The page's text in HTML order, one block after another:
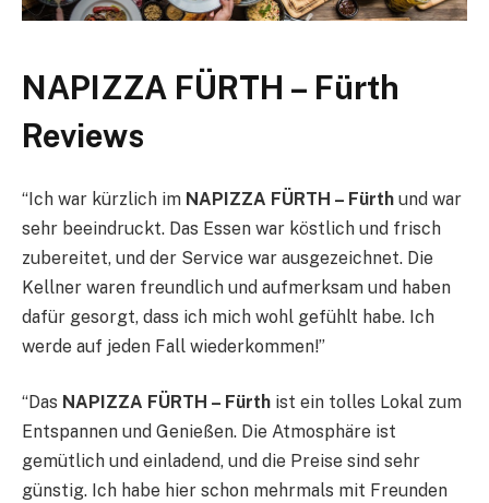
NAPIZZA FÜRTH – Fürth
Reviews
“Ich war kürzlich im NAPIZZA FÜRTH – Fürth und war
sehr beeindruckt. Das Essen war köstlich und frisch
zubereitet, und der Service war ausgezeichnet. Die
Kellner waren freundlich und aufmerksam und haben
dafür gesorgt, dass ich mich wohl gefühlt habe. Ich
werde auf jeden Fall wiederkommen!”
“Das NAPIZZA FÜRTH – Fürth ist ein tolles Lokal zum
Entspannen und Genießen. Die Atmosphäre ist
gemütlich und einladend, und die Preise sind sehr
günstig. Ich habe hier schon mehrmals mit Freunden